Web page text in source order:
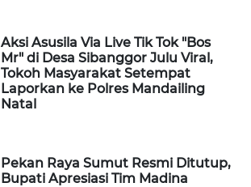
Aksi Asusila Via Live Tik Tok "Bos
Mr" di Desa Sibanggor Julu Viral,
Tokoh Masyarakat Setempat
Laporkan ke Polres Mandailing
Natal
Pekan Raya Sumut Resmi Ditutup,
Bupati Apresiasi Tim Madina